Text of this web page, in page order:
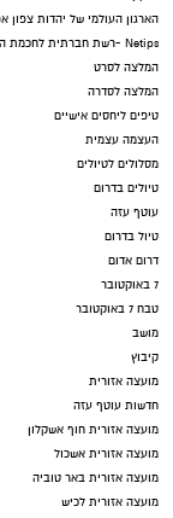
הארגון העולמי של יהדות צפון
Netips -רשת חברתית לחכמת ההמונים
המלצה לסרט
המלצה לסדרה
טיפים ליחסים אישיים
העצמה עצמית
מסלולים לטיולים
טיולים בדרום
עוטף עזה
טיול בדרום
דרום אדום
7 באוקטובר
טבח 7 באוקטובר
מושב
קיבוץ
מועצה אזורית
חדשות עוטף עזה
מועצה אזורית חוף אשקלון
מועצה אזורית אשכול
מועצה אזורית באר טוביה
מועצה אזורית לכיש